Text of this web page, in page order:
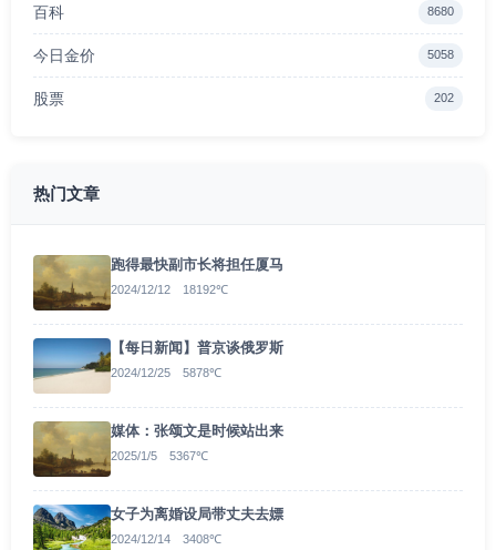
百科 8680
今日金价 5058
股票 202
热门文章
跑得最快副市长将担任厦马
2024/12/12 18192℃
【每日新闻】普京谈俄罗斯
2024/12/25 5878℃
媒体：张颂文是时候站出来
2025/1/5 5367℃
女子为离婚设局带丈夫去嫖
2024/12/14 3408℃